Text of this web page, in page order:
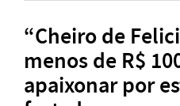
“Cheiro de
menos de R$
apaixonar por